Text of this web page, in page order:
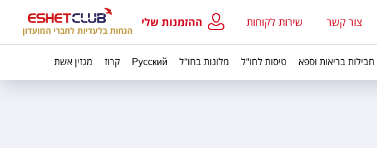
צור קשר שירות לקוחות ההזמנות שלי
הנחות בלעדיות לחברי המועדון
חבילות בריאות וספא טיסות לחו"ל מלונות בחו"ל Русский קרוז מגזין אשת